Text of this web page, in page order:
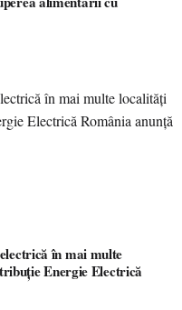
în mai multe
Energie Electrică